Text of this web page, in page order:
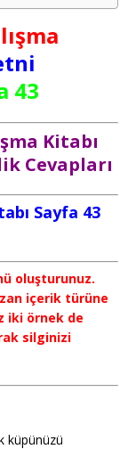
43
Kitabı
Cevapları
Sayfa 43
oluşturunuz.
içerik türüne
iki örnek de
silginizi
küpünüzü